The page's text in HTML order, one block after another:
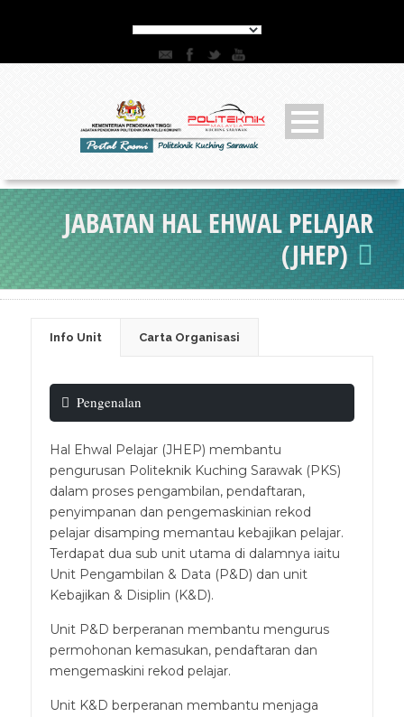
JABATAN HAL EHWAL PELAJAR
(JHEP)
Info Unit Carta Organisasi
Pengenalan
Hal Ehwal Pelajar (JHEP) membantu
pengurusan Politeknik Kuching Sarawak (PKS)
dalam proses pengambilan, pendaftaran,
penyimpanan dan pengemaskinian rekod
pelajar disamping memantau kebajikan pelajar.
Terdapat dua sub unit utama di dalamnya iaitu
Unit Pengambilan & Data (P&D) dan unit
Kebajikan & Disiplin (K&D).
Unit P&D berperanan membantu mengurus
permohonan kemasukan, pendaftaran dan
mengemaskini rekod pelajar.
Unit K&D berperanan membantu menjaga